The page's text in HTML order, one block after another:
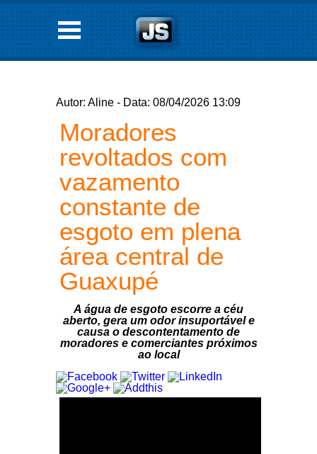
Autor: Aline - Data: 08/04/2026 13:09
Moradores
revoltados com
vazamento
constante de
esgoto em plena
área central de
Guaxupé
A água de esgoto escorre a céu
aberto, gera um odor insuportável e
causa o descontentamento de
moradores e comerciantes próximos
ao local